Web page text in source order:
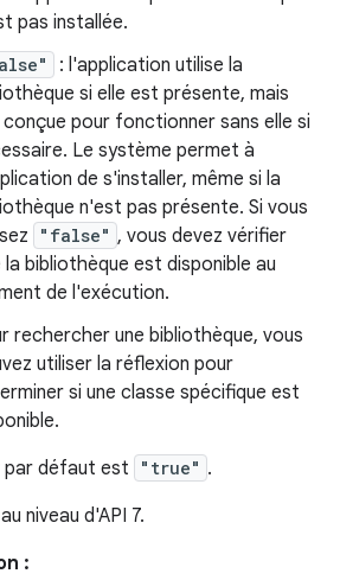
pas installée.
: l'application utilise la
si elle est présente, mais
pour fonctionner sans elle si
Le système permet à
de s'installer, même si la
n'est pas présente. Si vous
"false" , vous devez vérifier
la bibliothèque est disponible au
de l'exécution.
rechercher une bibliothèque, vous
utiliser la réflexion pour
si une classe spécifique est
par défaut est
"true" .
niveau d'API 7.
: